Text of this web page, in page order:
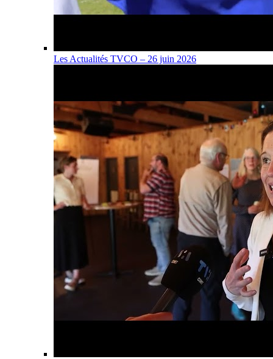
Les Actualités TVCO – 26 juin 2026